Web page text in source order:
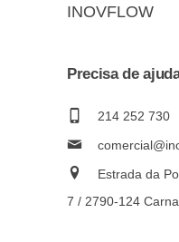
INOVFLOW
Precisa de
214 252 730
Estrada da
7 / 2790-124